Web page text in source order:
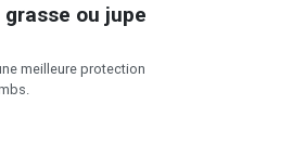
ou jupe
meilleure protection